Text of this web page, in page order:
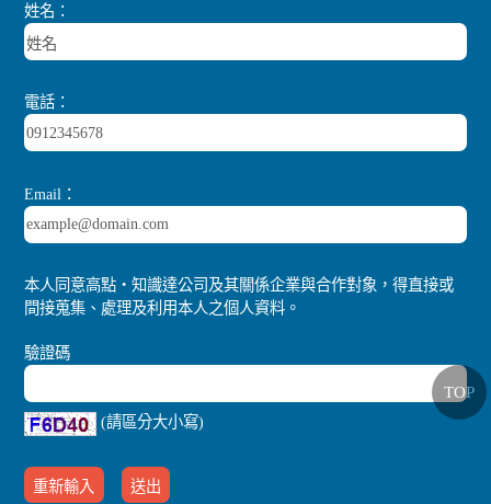
姓名：
電話：
Email：
本人同意高點‧知識達公司及其關係企業與合作對象，得直接或
間接蒐集、處理及利用本人之個人資料。
驗證碼
(請區分大小寫)
TOP